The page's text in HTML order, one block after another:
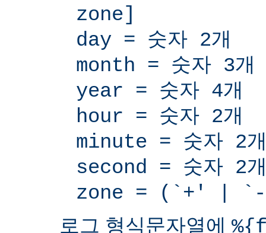
zone]
day = 숫자 2개
month = 숫자 3개
year = 숫자 4개
hour = 숫자 2개
minute = 숫자 2
second = 숫자 2
zone = (`+' | `-
로그 형식문자열에